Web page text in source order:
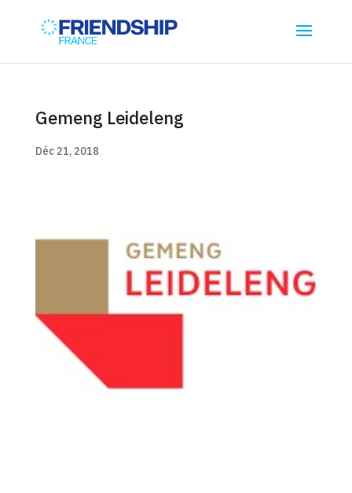
Gemeng Leideleng
Déc 21, 2018